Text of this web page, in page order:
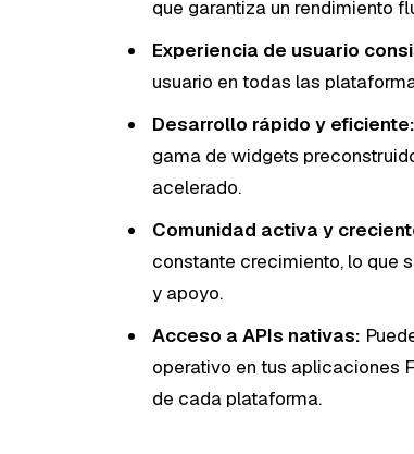
que garantiza un rendimiento
Experiencia de usuario
usuario en todas las
Desarrollo rápido y eficiente:
gama de widgets
acelerado.
Comunidad activa y
constante crecimiento, lo que
y apoyo.
Acceso a APIs nativas:
operativo en tus aplicaciones
de cada plataforma.